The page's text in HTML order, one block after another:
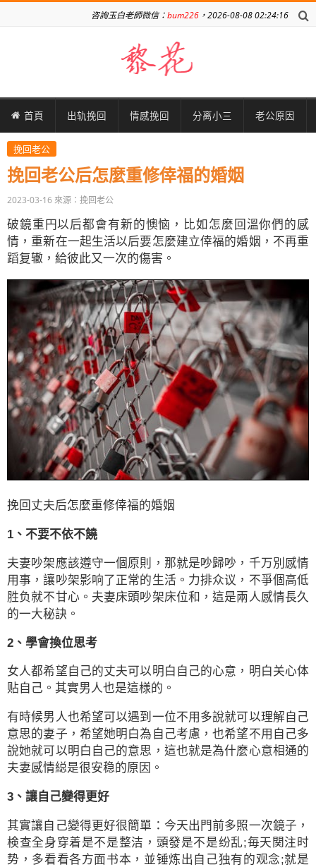
咨詢玉白老師微信：bum226 ，2026-08-08 02:24:16
首頁 出轨挽回 情感挽回 分离小三 老公原因
挽回老公
挽回老公后怎麼重修倖福的婚姻
2023-03-16 來源：挽回老公
破鏡重円以后都會有新的懊恼，比如怎麼回溫你們的感
情，重新在一起生活以后要怎麼建立倖福的婚姻，不再重
蹈复辙，給彼此又一次的傷害。
挽回丈夫后怎麼重修倖福的婚姻
1、不要不依不饒
夫妻吵架應該遵守一個原則，那就是吵歸吵，千万別感情
用事，讓吵架影响了正常的生活。力排众议，不爭個高低
胜负就不甘心。夫妻床頭吵架床位和，這是兩人感情長久
的一大秘訣。
2、學會換位思考
女人都希望自己的丈夫可以明白自己的心意，明白关心体
贴自己。其實男人也是這様的。
有時候男人也希望可以遇到一位不用多說就可以理解自己
意思的妻子，希望她明白為自己考慮，也希望不用自己多
說她就可以明白自己的意思，這也就是為什麼心意相通的
夫妻感情縂是很安稳的原因。
3、讓自己變得更好
其實讓自己變得更好很簡單：今天出門前多照一次鏡子，
検查全身穿着是不是整洁，頭發是不是纷乱;毎天関注时
势，多看看各方面书本，並锤炼出自己独有的观念;就是